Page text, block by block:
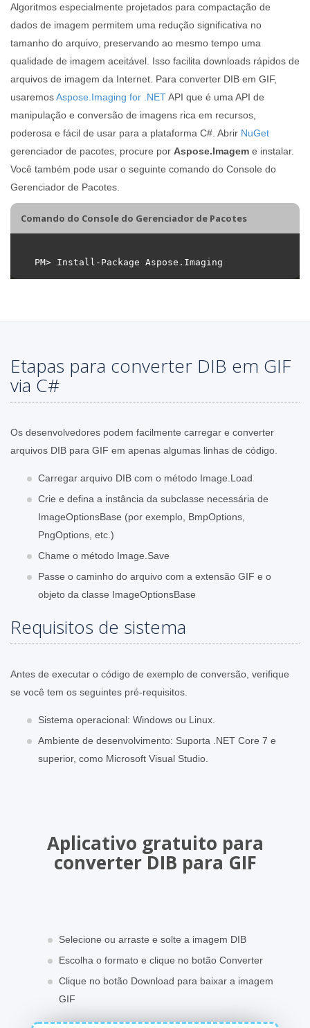
Algoritmos especialmente projetados para compactação de
dados de imagem permitem uma redução significativa no
tamanho do arquivo, preservando ao mesmo tempo uma
qualidade de imagem aceitável. Isso facilita downloads rápidos de
arquivos de imagem da Internet. Para converter DIB em GIF,
usaremosAspose.Imaging for .NETAPI que é uma API de
manipulação e conversão de imagens rica em recursos,
poderosa e fácil de usar para a plataforma C#. Abrir NuGet
gerenciador de pacotes, procure por Aspose.Imagem e instalar.
Você também pode usar o seguinte comando do Console do
Gerenciador de Pacotes.
Comando do Console do Gerenciador de Pacotes
Etapas para converter DIB em GIF
via C#
Os desenvolvedores podem facilmente carregar e converter
arquivos DIB para GIF em apenas algumas linhas de código.
Carregar arquivo DIB com o método Image.Load
Crie e defina a instância da subclasse necessária de
ImageOptionsBase (por exemplo, BmpOptions,
PngOptions, etc.)
Chame o método Image.Save
Passe o caminho do arquivo com a extensão GIF e o
objeto da classe ImageOptionsBase
Requisitos de sistema
Antes de executar o código de exemplo de conversão, verifique
se você tem os seguintes pré-requisitos.
Sistema operacional: Windows ou Linux.
Ambiente de desenvolvimento: Suporta .NET Core 7 e
superior, como Microsoft Visual Studio.
Aplicativo gratuito para
converter DIB para GIF
Selecione ou arraste e solte a imagem DIB
Escolha o formato e clique no botão Converter
Clique no botão Download para baixar a imagem
GIF